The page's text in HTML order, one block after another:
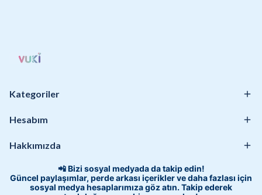
Kategoriler
Hesabım
Hakkımızda
📲 Bizi sosyal medyada da takip edin!
Güncel paylaşımlar, perde arkası içerikler ve daha fazlası için
sosyal medya hesaplarımıza göz atın. Takip ederek